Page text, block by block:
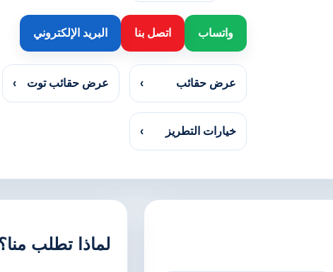
واتساب اتصل بنا البريد الإلكتروني
عرض حقائب › عرض حقائب توت ›
خيارات التطريز ›
لماذا تطلب